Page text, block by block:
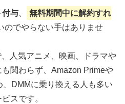
付与
無料期間中に解約すれ
のでやらない手はありませ
人気アニメ、映画、ドラマや
関わらず、Amazon Primeや
DMMに乗り換える人も多い
スです。